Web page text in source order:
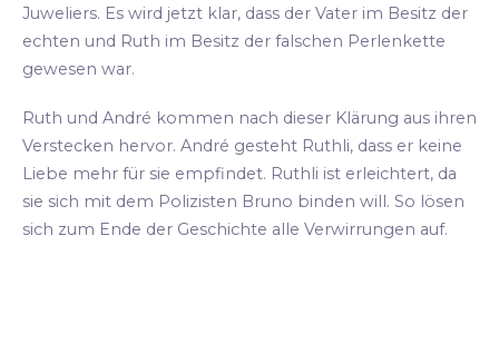
Juweliers. Es wird jetzt klar, dass der Vater im Besitz der
echten und Ruth im Besitz der falschen Perlenkette
gewesen war.
Ruth und André kommen nach dieser Klärung aus ihren
Verstecken hervor. André gesteht Ruthli, dass er keine
Liebe mehr für sie empfindet. Ruthli ist erleichtert, da
sie sich mit dem Polizisten Bruno binden will. So lösen
sich zum Ende der Geschichte alle Verwirrungen auf.